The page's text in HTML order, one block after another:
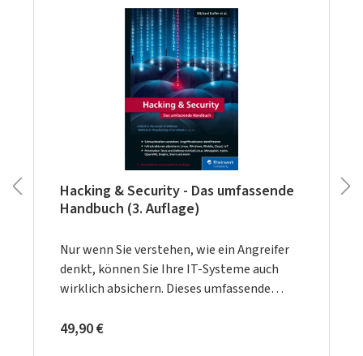
Hacking & Security - Das umfassende
Handbuch (3. Auflage)
Nur wenn Sie verstehen, wie ein Angreifer
denkt, können Sie Ihre IT-Systeme auch
wirklich absichern. Dieses umfassende
Security-Profis rund um Bestseller-Autor
Regulärer Preis:
49,90 €